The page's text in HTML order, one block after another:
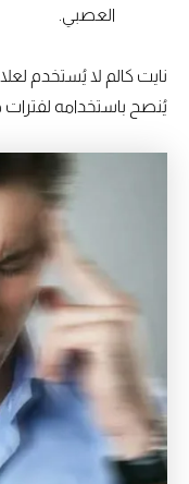
العصبي.
نايت كالم لا يُستخدم
يُنصح باستخدامه لفترات